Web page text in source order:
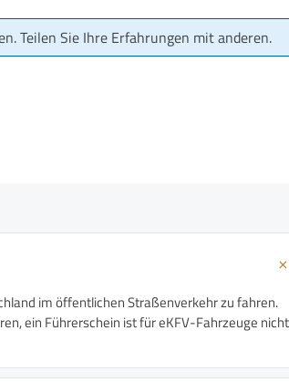
Teilen Sie Ihre Erfahrungen mit anderen.
im öffentlichen Straßenverkehr zu fahren.
ein Führerschein ist für eKFV-Fahrzeuge nicht